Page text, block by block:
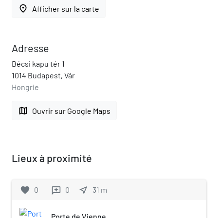
place Afficher sur la carte
Adresse
Bécsi kapu tér 1
1014 Budapest, Vár
Hongrie
map Ouvrir sur Google Maps
Lieux à proximité
favorite 0 reviews 0 near_me 31 m